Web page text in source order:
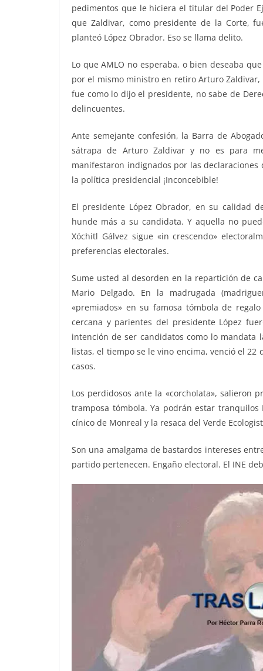
pedimentos que le hiciera el titular del Poder
que Zaldivar, como presidente de la Corte,
planteó López Obrador. Eso se llama delito.
Lo que AMLO no esperaba, o bien deseaba
por el mismo ministro en retiro Arturo
fue como lo dijo el presidente, no sabe de
delincuentes.
Ante semejante confesión, la Barra de
sátrapa de Arturo Zaldivar y no es para
manifestaron indignados por las
la política presidencial ¡Inconcebible!
El presidente López Obrador, en su calidad
hunde más a su candidata. Y aquella no
Xóchitl Gálvez sigue «in crescendo»
preferencias electorales.
Sume usted al desorden en la repartición de
Mario Delgado. En la madrugada
«premiados» en su famosa tómbola de
cercana y parientes del presidente López
intención de ser candidatos como lo
listas, el tiempo se le vino encima, venció el 22
casos.
Los perdidosos ante la «corcholata», salieron
tramposa tómbola. Ya podrán estar tranquilos
cínico de Monreal y la resaca del Verde
Son una amalgama de bastardos intereses
partido pertenecen. Engaño electoral. El INE